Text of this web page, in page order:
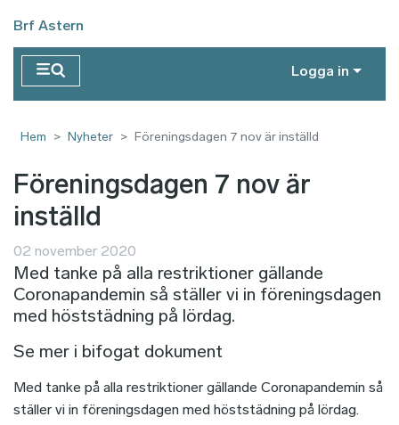
Brf Astern
Logga in
Hem Nyheter Föreningsdagen 7 nov är inställd
Föreningsdagen 7 nov är
inställd
02 november 2020
Med tanke på alla restriktioner gällande
Coronapandemin så ställer vi in föreningsdagen
med höststädning på lördag.
Se mer i bifogat dokument
Med tanke på alla restriktioner gällande Coronapandemin så
ställer vi in föreningsdagen med höststädning på lördag.